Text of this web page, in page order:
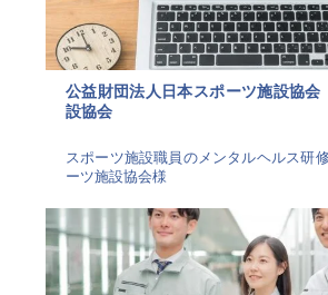
公益財団法人日本スポーツ施設協会
設協会
スポーツ施設職員のメンタルヘルス研
ーツ施設協会様